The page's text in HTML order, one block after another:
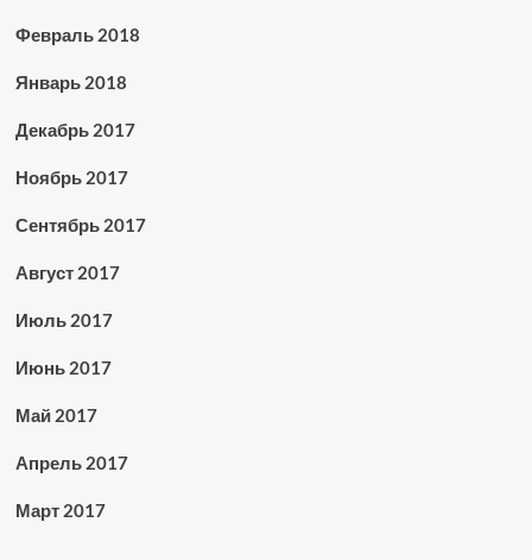
Февраль 2018
Январь 2018
Декабрь 2017
Ноябрь 2017
Сентябрь 2017
Август 2017
Июль 2017
Июнь 2017
Май 2017
Апрель 2017
Март 2017